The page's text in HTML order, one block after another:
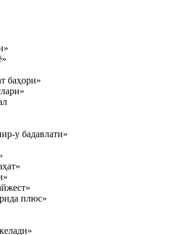
баҳори»
у бадавлати»
плюс»